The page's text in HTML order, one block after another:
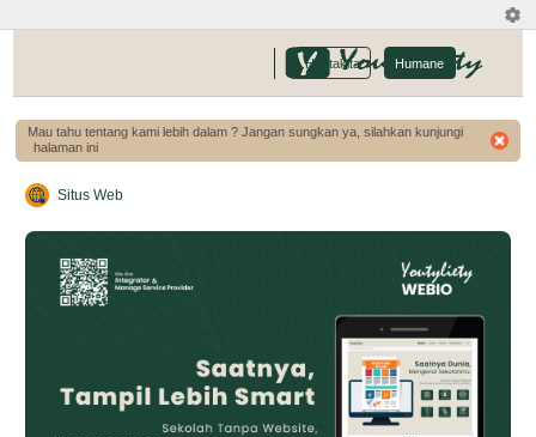
Hostakita Humane
Mau tahu tentang kami lebih dalam ? Jangan sungkan ya, silahkan kunjungi
halaman ini
Situs Web